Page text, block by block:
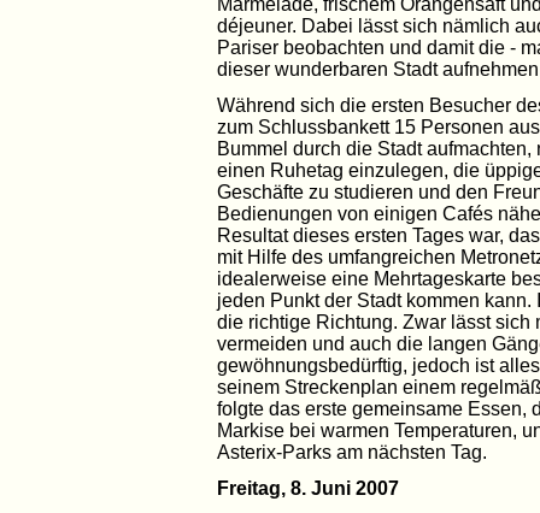
Marmelade, frischem Orangensaft
déjeuner. Dabei lässt sich nämlich
Pariser beobachten und damit die -
dieser wunderbaren Stadt
Während sich die ersten Besucher
zum Schlussbankett 15 Personen
Bummel durch die Stadt
einen Ruhetag einzulegen, die
Geschäfte zu studieren und den
Bedienungen von einigen Cafés
Resultat dieses ersten Tages war,
mit Hilfe des umfangreichen
idealerweise eine Mehrtageskarte
jeden Punkt der Stadt kommen
die richtige Richtung. Zwar lässt sich
vermeiden und auch die langen
gewöhnungsbedürftig, jedoch ist
seinem Streckenplan einem
folgte das erste gemeinsame Essen,
Markise bei warmen Temperaturen,
Asterix-Parks am nächsten Tag.
Freitag, 8. Juni 2007